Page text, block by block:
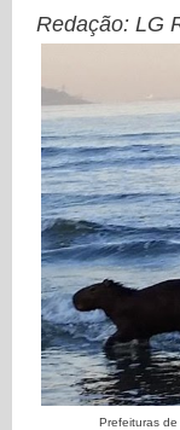
Redação: LG
Prefeituras de